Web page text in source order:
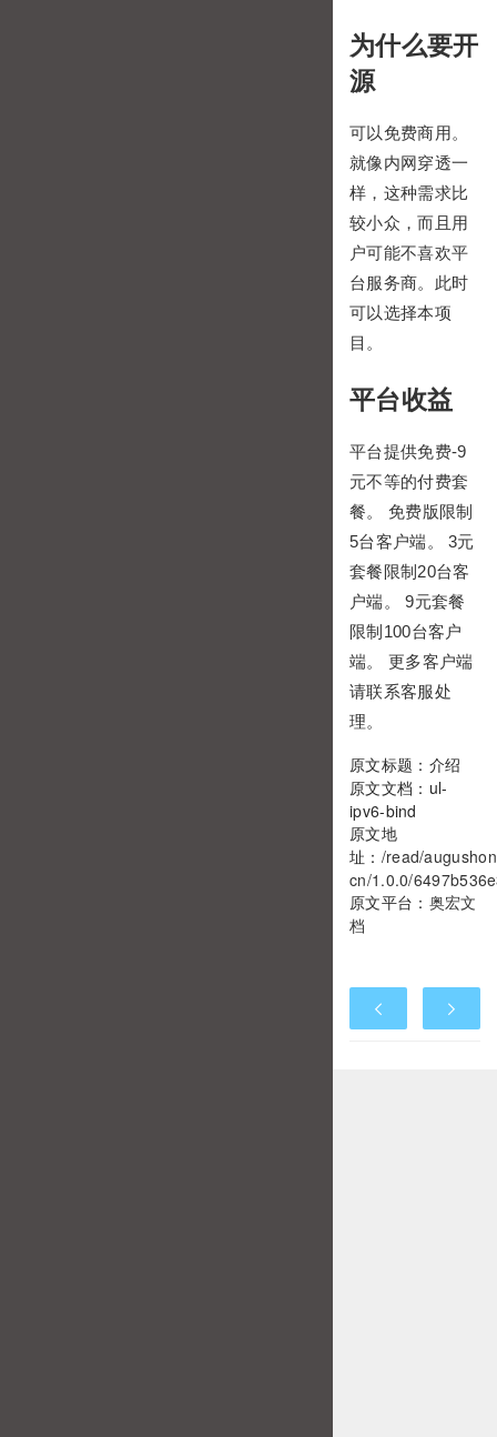
为什么要开
源
可以免费商用。
就像内网穿透一
样，这种需求比
较小众，而且用
户可能不喜欢平
台服务商。此时
可以选择本项
目。
平台收益
平台提供免费-9
元不等的付费套
餐。 免费版限制
5台客户端。 3元
套餐限制20台客
户端。 9元套餐
限制100台客户
端。 更多客户端
请联系客服处
理。
原文标题：介绍
原文文档：ul-
ipv6-bind
原文地
址： /read/
cn/1.0.0/
原文平台： 奥宏文
档